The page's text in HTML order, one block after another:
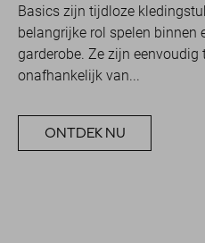
Basics zijn tijdloze
belangrijke rol spelen binnen
garderobe. Ze zijn eenvoudig
onafhankelijk van...
ONTDEK NU